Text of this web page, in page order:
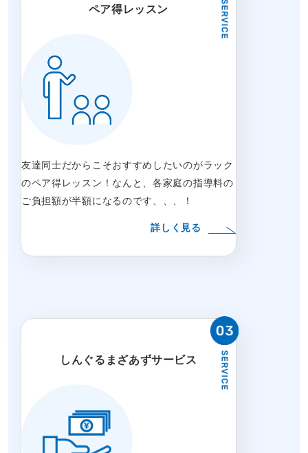
ペア得レッスン
友達同士だからこそおすすめしたいのがラック
のペア得レッスン！なんと、各家庭の指導料の
ご負担額が半額になるのです、、、！
詳しく見る
しんぐるまざあずサービス